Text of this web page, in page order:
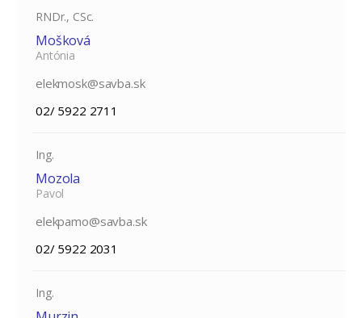
RNDr., CSc.
Mošková
Antónia
elekmosk@savba.sk
02/ 5922 2711
Ing.
Mozola
Pavol
elekpamo@savba.sk
02/ 5922 2031
Ing.